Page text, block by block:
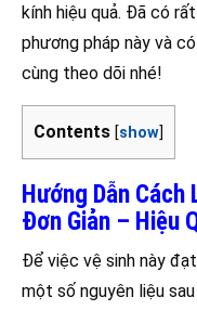
kính hiệu quả. Đã có
phương pháp này và
cùng theo dõi nhé!
Contents [show]
Hướng Dẫn Cách
Đơn Giản – Hiệu
Để việc vệ sinh này
một số nguyên liệu